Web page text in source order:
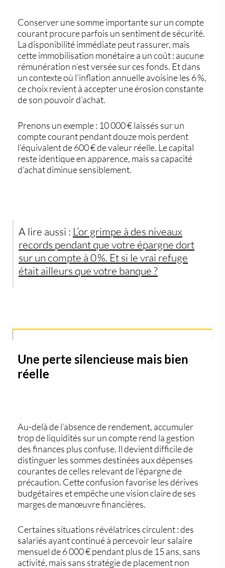
Conserver une somme importante sur uncompte
courantprocure parfois un sentiment de sécurité.
La disponibilité immédiate peut rassurer, mais
cette immobilisation monétaire a un coût : aucune
rémunération n’est versée sur ces fonds. Et dans
un contexte où l’inflation annuelle avoisine les 6 %,
ce choix revient à accepter uneérosion constante
de son pouvoir d’achat.
Prenons un exemple : 10 000 € laissés sur un
compte courant pendant douze mois perdent
l’équivalent de600 €de valeur réelle. Le capital
reste identique en apparence, mais sa capacité
d’achat diminue sensiblement.
A lire aussi : L’or grimpe à des niveaux
records pendant que votre épargne dort
sur un compte à 0 %. Et si le vrai refuge
était ailleurs que votre banque ?
Une perte silencieuse mais bien
réelle
Au-delà de l’absence de rendement, accumuler
trop de liquidités sur un compte rend la gestion
des finances plus confuse. Il devient difficile de
distinguer les sommes destinées auxdépenses
courantesde celles relevant de l’épargne de
précaution. Cette confusion favorise les dérives
budgétaires et empêche une vision claire de ses
marges de manœuvre financières.
Certaines situations révélatrices circulent : des
salariés ayant continué à percevoir leursalaire
mensuel de 6 000 € pendant plus de 15 ans, sans
activité, mais sans stratégie de placement non